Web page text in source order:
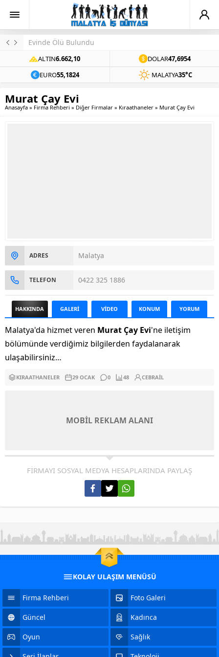
Evinde Ölü Bulundu
ALTIN6.662,10 DOLAR47,6954
EURO55,1824 MALATYA35°C
Murat Çay Evi
Anasayfa » Firma Rehberi » Diğer Firmalar » Kıraathaneler » Murat Çay Evi
ADRES Malatya
TELEFON 0422 325 1886
HAKKINDA GALERİ VİDEO KONUM YORUM
Malatya'da hizmet veren Murat Çay Evi'ne iletişim
bölümünde verdiğimiz bilgilerden faydalanarak
ulaşabilirsiniz…
KIRAATHANELER 29 OCAK 0 48 CEBRAIL
MOBİL REKLAM ALANI
FİRMAYI SOSYAL MEDYA HESAPLARINDA PAYLAŞ
KOLAY ULAŞIM MENÜSÜ
Firma Rehberi Foto Galeri
Güncel Kadınca
Oyun Sağlık